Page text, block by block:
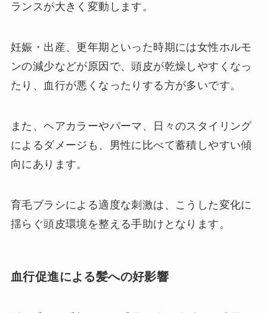
ランスが大きく変動します。
妊娠・出産、更年期といった時期には女性ホルモ
ンの減少などが原因で、頭皮が乾燥しやすくなっ
たり、血行が悪くなったりする方が多いです。
また、ヘアカラーやパーマ、日々のスタイリング
によるダメージも、男性に比べて蓄積しやすい傾
向にあります。
育毛ブラシによる適度な刺激は、こうした変化に
揺らぐ頭皮環境を整える手助けとなります。
血行促進による髪への好影響